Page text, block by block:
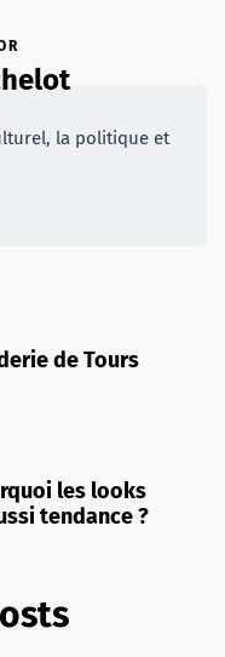
la politique et
de Tours
les looks
tendance ?